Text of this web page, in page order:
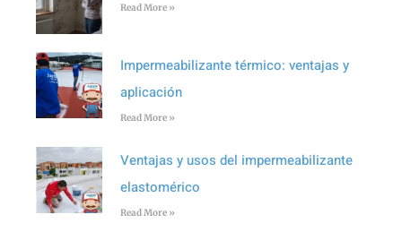
Read More »
Impermeabilizante térmico: ventajas y
aplicación
Read More »
Ventajas y usos del impermeabilizante
elastomérico
Read More »